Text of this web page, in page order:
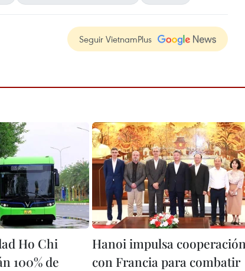
Seguir VietnamPlus
Ho Chi
100% de
Hanoi impulsa
con Francia para combatir